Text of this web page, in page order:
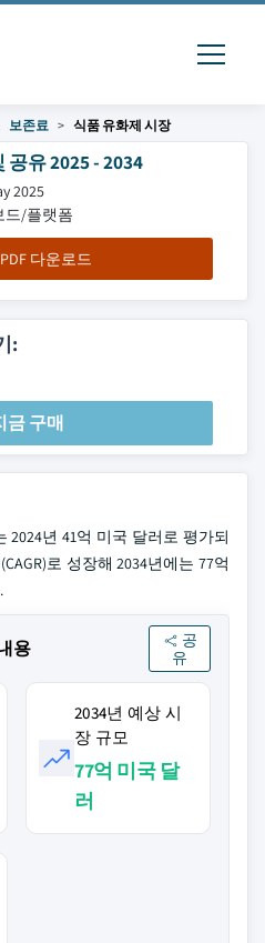
보존료 식품 유화제 시장
공유 2025 - 2034
2025
드/플랫폼
다운로드
:
금 구매
년 41억 미국 달러로 평가되
로 성장해 2034년에는 77억
용
공
유
2034년 예상 시
장 규모
77억 미국 달
러